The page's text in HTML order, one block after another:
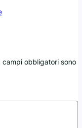
campi obbligatori sono